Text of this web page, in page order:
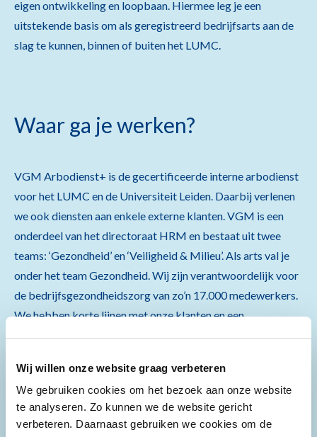
Wij willen onze website graag verbeteren
We gebruiken cookies om het bezoek aan onze website
te analyseren. Zo kunnen we de website gericht
verbeteren. Daarnaast gebruiken we cookies om de
eigen ontwikkeling en loopbaan. Hiermee leg je een
uitstekende basis om als geregistreerd bedrijfsarts aan de
slag te kunnen, binnen of buiten het LUMC.
Waar ga je werken?
VGM Arbodienst+ is de gecertificeerde interne arbodienst
voor het LUMC en de Universiteit Leiden. Daarbij verlenen
we ook diensten aan enkele externe klanten. VGM is een
onderdeel van het directoraat HRM en bestaat uit twee
teams: ‘Gezondheid’ en ‘Veiligheid & Milieu’. Als arts val je
onder het team Gezondheid. Wij zijn verantwoordelijk voor
de bedrijfsgezondheidszorg van zo’n 17.000 medewerkers.
We hebben korte lijnen met onze klanten en een
uitstekende werksfeer.
Wat neem je mee?